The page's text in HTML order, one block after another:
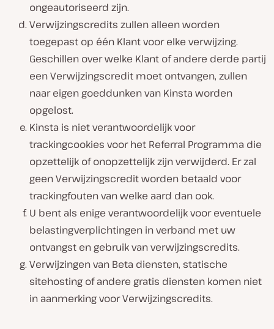
ongeautoriseerd zijn.
Verwijzingscredits zullen alleen worden
toegepast op één Klant voor elke verwijzing.
Geschillen over welke Klant of andere derde partij
een Verwijzingscredit moet ontvangen, zullen
naar eigen goeddunken van Kinsta worden
opgelost.
Kinsta is niet verantwoordelijk voor
trackingcookies voor het Referral Programma die
opzettelijk of onopzettelijk zijn verwijderd. Er zal
geen Verwijzingscredit worden betaald voor
trackingfouten van welke aard dan ook.
U bent als enige verantwoordelijk voor eventuele
belastingverplichtingen in verband met uw
ontvangst en gebruik van verwijzingscredits.
Verwijzingen van Beta diensten, statische
sitehosting of andere gratis diensten komen niet
in aanmerking voor Verwijzingscredits.